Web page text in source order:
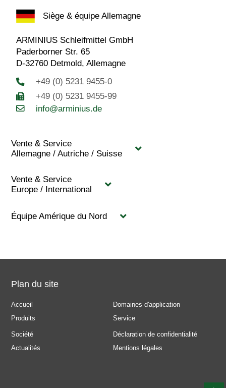
Siège & équipe Allemagne
ARMINIUS Schleifmittel GmbH
Paderborner Str. 65
D-32760 Detmold, Allemagne
+49 (0) 5231 9455-0
+49 (0) 5231 9455-99
info@arminius.de
Vente & Service
Allemagne / Autriche / Suisse
Vente & Service
Europe / International
Équipe Amérique du Nord
Plan du site
Accueil
Produits
Domaines d'application
Service
Société
Actualités
Déclaration de confidentialité
Mentions légales